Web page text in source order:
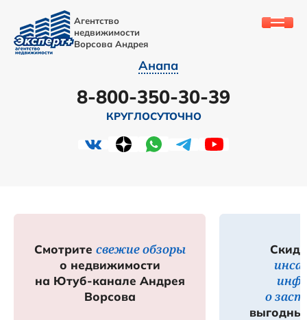
Агентство
недвижимости
Ворсова Андрея
Анапа
8-800-350-30-39
КРУГЛОСУТОЧНО
Смотрите свежие обзоры
о недвижимости
на Ютуб-канале Андрея
Ворсова
о